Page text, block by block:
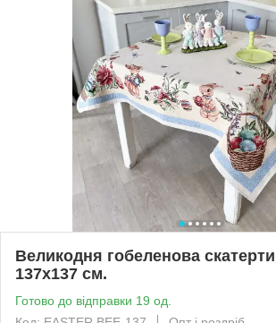
Великодня гобеленова
137х137 см.
Готово до відправки 19 од.